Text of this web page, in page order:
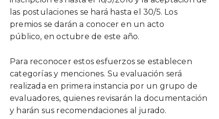
las postulaciones se hará hasta el 30/5. Los
premios se darán a conocer en un acto
público, en octubre de este año.
Para reconocer estos esfuerzos se establecen
categorías y menciones. Su evaluación será
realizada en primera instancia por un grupo de
evaluadores, quienes revisarán la documentación
y harán sus recomendaciones al jurado.